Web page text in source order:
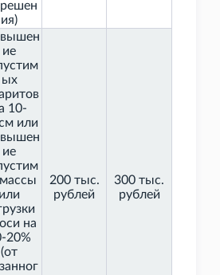
ия)
ие
ых
10-
или
ие
или
на
20%
(от
200 тыс.
рублей
300 тыс.
рублей